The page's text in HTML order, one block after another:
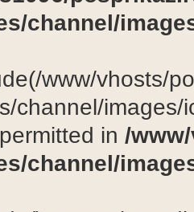
channel/
www/vhosts/
channel/
in /
channel/